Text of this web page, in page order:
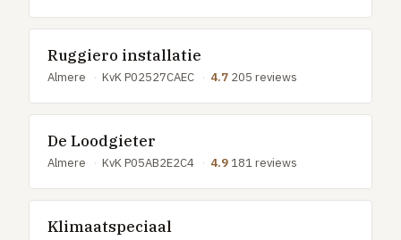
Meldpunt
Word vakman
Inloggen
Ruggiero installatie
Almere · KvK P02527CAEC · 4.7 205 reviews
De Loodgieter
Almere · KvK P05AB2E2C4 · 4.9 181 reviews
Klimaatspeciaal